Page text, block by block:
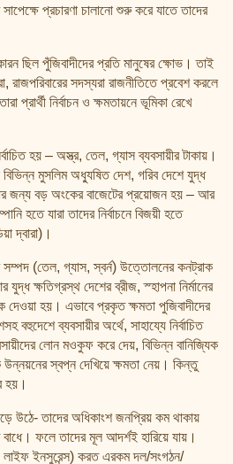
প্রচারণা চালানো শুরু করে যাতে তাদের
ছিল পুঁজিবাদীদের প্রতি মানুষের ক্ষোভ। তাই
রাজপরিবারের সদস্যরা রাজনীতিতে প্রবেশ করলে
প্রার্থী নির্বাচন ও ক্ষমতায়নে ভূমিকা রেখে
হয় – অস্ত্র, তেল, গ্যাস ব্যবসায়ীর টাকায়।
বিভিন্ন মুসলিম অধ্যুষিত দেশ, গরিব দেশে যুদ্ধ
জন্য বড় অংকের বাজেটের প্রয়োজন হয় – আর
হতে যারা তাদের নির্বাচনে বিজয়ী হতে
দ্বারা)।
সম্পদ (তেল, গ্যাস, স্বর্ন) উত্তোলনের কনট্রাক
যুদ্ধ ক্ষতিগ্রস্থ দেশের ব্রীজ, স্হাপনা নির্মানের
দেওয়া হয়। এভাবে প্রকৃত ক্ষমতা পুজিবাদীদের
বহুদেশে ব্যবসায়ীর অর্থে, সাহায্যে নির্বাচিত
লোন মওকুফ করে দেয়, বিভিন্ন বানিজ্যিক
স্বপ্ন দেখিয়ে ক্ষমতা নেয়। কিন্তু
হয়।
উঠে- তাদের অধিকাংশ জনপ্রিয় কম থাকায়
ফলে তাদের মূল আদর্শই হারিয়ে যায়।
লাইফ ইনসুরেন্স) করত এরকম দল/সংগঠন/